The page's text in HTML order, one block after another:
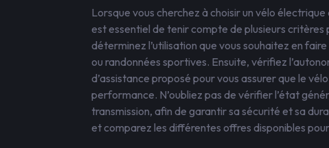
Lorsque vous cherchez à choisir un vélo
est essentiel de tenir compte de plusieurs critères
déterminez l’utilisation que vous souhaitez en
ou randonnées sportives. Ensuite, vérifiez
d’assistance proposé pour vous assurer que le
performance. N’oubliez pas de vérifier l’état
transmission, afin de garantir sa sécurité et sa
et comparez les différentes offres disponibles